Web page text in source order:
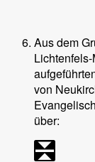
Aus dem
von
über: